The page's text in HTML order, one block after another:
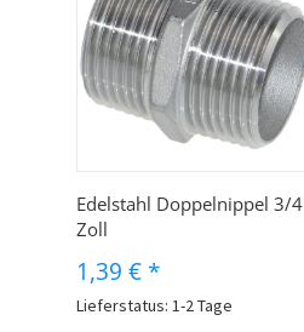
Edelstahl Doppelnippel 3/4
Zoll
1,39 € *
Lieferstatus: 1-2 Tage